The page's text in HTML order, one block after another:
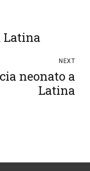
Latina
NEXT
neonato a
Latina